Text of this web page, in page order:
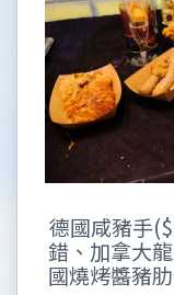
德國咸豬手
錯、加拿大
國燒烤醬豬